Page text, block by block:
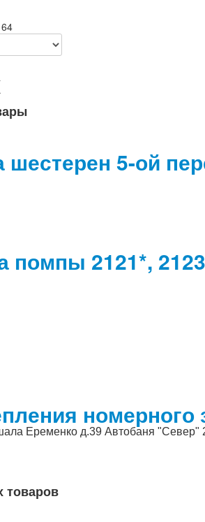
Еременко д.39 Автобаня
шестерен 5-ой
помпы 2121*,
номерного
товаров